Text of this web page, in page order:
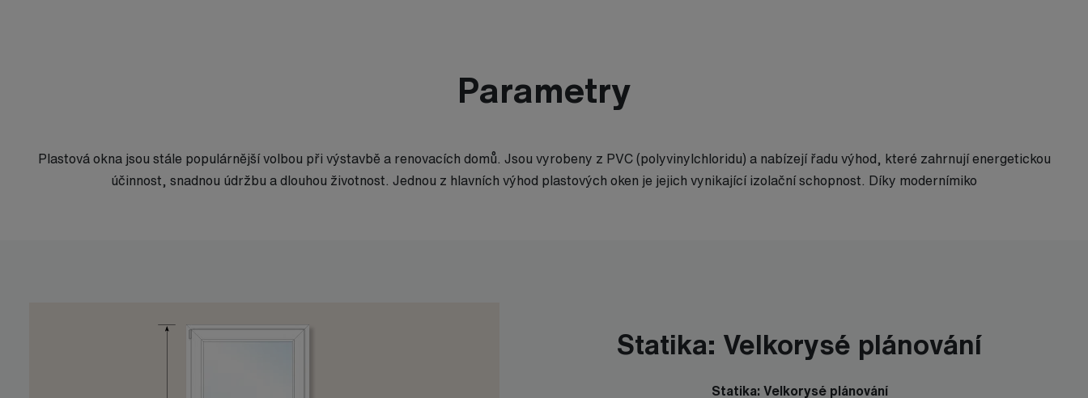
Parametry
Plastová okna jsou stále populárnější volbou při výstavbě a renovacích domů. Jsou vyrobeny z PVC (polyvinylchloridu) a nabízejí řadu výhod, které zahrnují energetickou
účinnost, snadnou údržbu a dlouhou životnost. Jednou z hlavních výhod plastových oken je jejich vynikající izolační schopnost. Díky modernímiko
Statika: Velkorysé plánování
Statika: Velkorysé plánování